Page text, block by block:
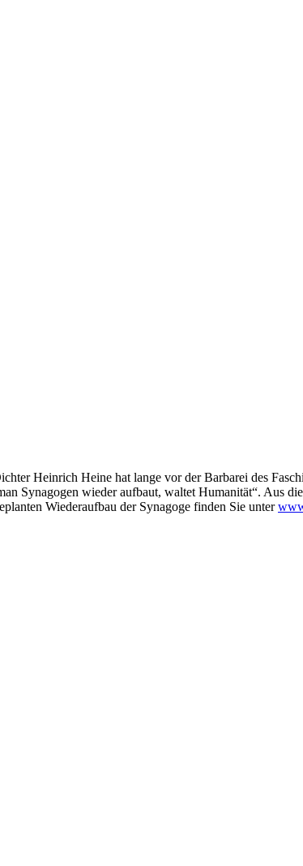
Heinrich Heine hat lange vor der Barbarei des
Synagogen wieder aufbaut, waltet Humanität“. Aus
Wiederaufbau der Synagoge finden Sie unter